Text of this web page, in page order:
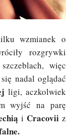
wzmianek o
rozgrywki
więc
nadal oglądać
ligi, aczkolwiek
wyjść na parę
i Cracovii z